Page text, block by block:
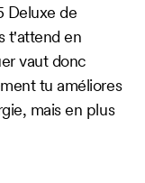
Deluxe de
t'attend en
vaut donc
tu améliores
mais en plus